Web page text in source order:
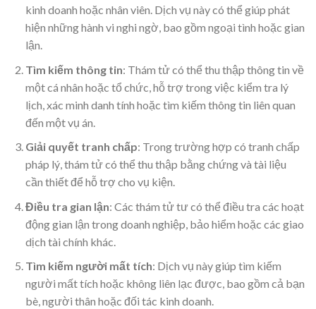
kinh doanh hoặc nhân viên. Dịch vụ này có thể giúp phát
hiện những hành vi nghi ngờ, bao gồm ngoại tình hoặc gian
lận.
Tìm kiếm thông tin: Thám tử có thể thu thập thông tin về
một cá nhân hoặc tổ chức, hỗ trợ trong việc kiểm tra lý
lịch, xác minh danh tính hoặc tìm kiếm thông tin liên quan
đến một vụ án.
Giải quyết tranh chấp: Trong trường hợp có tranh chấp
pháp lý, thám tử có thể thu thập bằng chứng và tài liệu
cần thiết để hỗ trợ cho vụ kiện.
Điều tra gian lận: Các thám tử tư có thể điều tra các hoạt
động gian lận trong doanh nghiệp, bảo hiểm hoặc các giao
dịch tài chính khác.
Tìm kiếm người mất tích: Dịch vụ này giúp tìm kiếm
người mất tích hoặc không liên lạc được, bao gồm cả bạn
bè, người thân hoặc đối tác kinh doanh.